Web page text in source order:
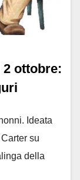
ottobre:
Ideata
su
della